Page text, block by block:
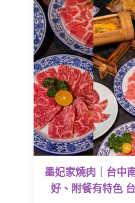
墨妃家燒肉｜台中
好、附餐有特色